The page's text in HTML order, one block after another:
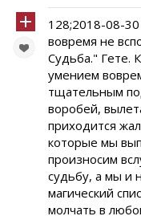
128;2018-08-
вовремя не
Судьба." Гете.
умением
тщательным
воробей,
приходится
которые мы
произносим
судьбу, а мы и
магический
молчать в